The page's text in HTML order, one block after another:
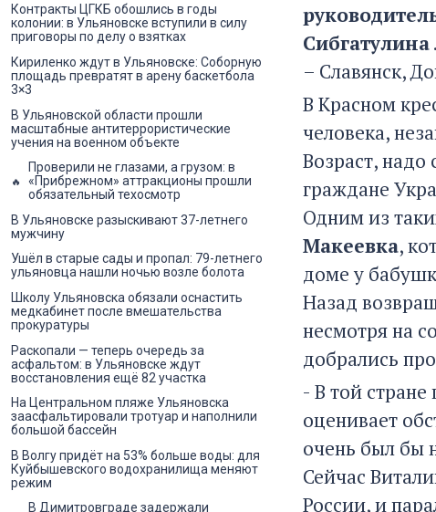
Сибгатулина
– Славянск,
В Красном
человека,
Возраст, надо
граждане
Одним из
Макеевка,
доме у
Назад
несмотря на
добрались
- В той стране
оценивает
очень был бы
Сейчас
России, и
Контракты ЦГКБ обошлись в годы
колонии: в Ульяновске вступили в силу
приговоры по делу о взятках
Кириленко ждут в Ульяновске: Соборную
площадь превратят в арену баскетбола
3×3
В Ульяновской области прошли
масштабные антитеррористические
учения на военном объекте
Проверили не глазами, а грузом: в
«Прибрежном» аттракционы прошли
обязательный техосмотр
В Ульяновске разыскивают 37-летнего
мужчину
Ушёл в старые сады и пропал: 79-летнего
ульяновца нашли ночью возле болота
Школу Ульяновска обязали оснастить
медкабинет после вмешательства
прокуратуры
Раскопали — теперь очередь за
асфальтом: в Ульяновске ждут
восстановления ещё 82 участка
На Центральном пляже Ульяновска
заасфальтировали тротуар и наполнили
большой бассейн
В Волгу придёт на 53% больше воды: для
Куйбышевского водохранилища меняют
режим
В Димитровграде задержали